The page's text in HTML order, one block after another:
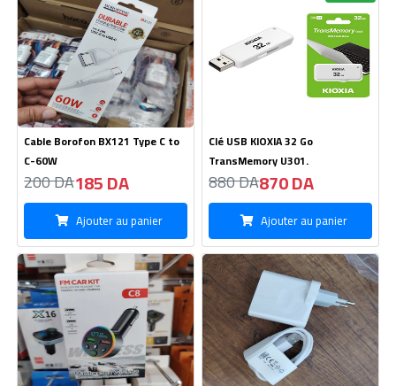
Cable Borofon BX121 Type C to
C-60W
200 DA185 DA
Ajouter au panier
Clé USB KIOXIA 32 Go
TransMemory U301.
880 DA870 DA
Ajouter au panier